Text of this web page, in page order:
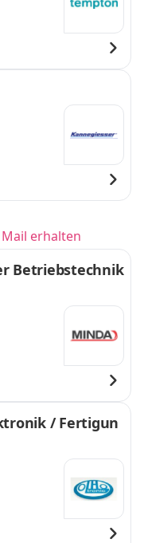
erhalten
Betriebstechnik
/ Fertigun